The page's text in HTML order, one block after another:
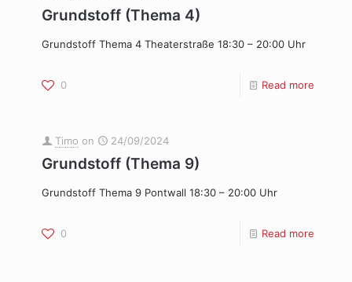
Grundstoff (Thema 4)
Grundstoff Thema 4 Theaterstraße 18:30 – 20:00 Uhr
0 Read more
Timo on 24/09/2024
Grundstoff (Thema 9)
Grundstoff Thema 9 Pontwall 18:30 – 20:00 Uhr
0 Read more